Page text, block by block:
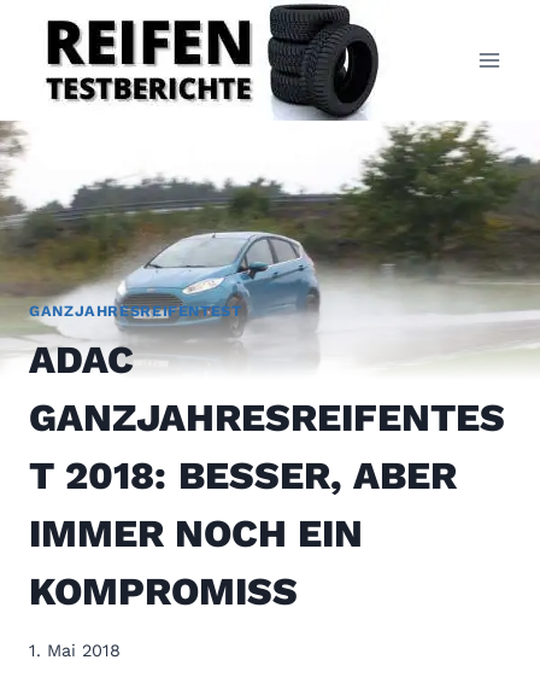
Inhalt
springen
GANZJAHRESREIFENTEST
ADAC
GANZJAHRESREIFENTES
T 2018: BESSER, ABER
IMMER NOCH EIN
KOMPROMISS
1. Mai 2018